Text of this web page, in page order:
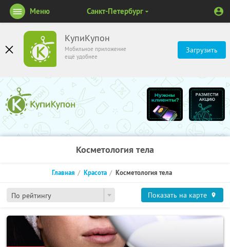
КупиКупон
Мобильное приложение
ещё удобнее
Загрузить
Меню Санкт-Петербург
Косметология тела
По рейтингу
Главная Красота Косметология тела
Показать на карте